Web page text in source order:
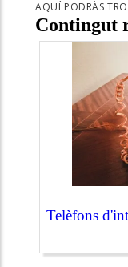
AQUÍ PODRÀS
Contingut
Telèfons